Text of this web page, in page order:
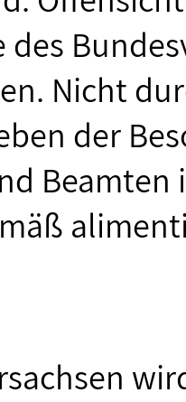
des
Nicht
der
Beamten